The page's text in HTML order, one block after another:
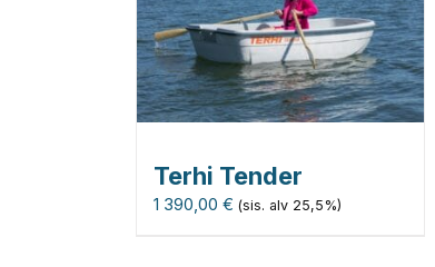
Terhi Tender
1 390,00 € (sis. alv 25,5%)